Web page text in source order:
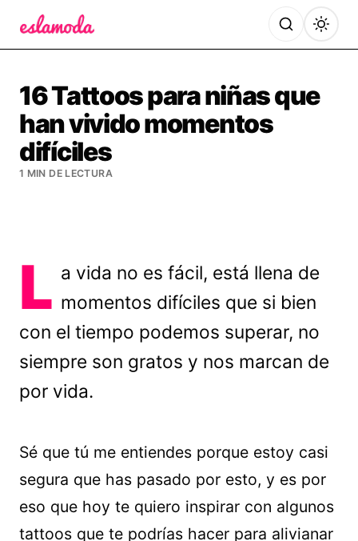
16 Tattoos para niñas que
han vivido momentos
difíciles
1 MIN DE LECTURA
L a vida no es fácil, está llena de
momentos difíciles que si bien
con el tiempo podemos superar, no
siempre son gratos y nos marcan de
por vida.
Sé que tú me entiendes porque estoy casi
segura que has pasado por esto, y es por
eso que hoy te quiero inspirar con algunos
tattoos que te podrías hacer para alivianar